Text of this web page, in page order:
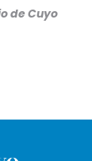
de Cuyo